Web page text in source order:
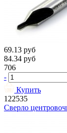
69.13 руб
84.34 руб
706
-
Купить
122535
Сверло